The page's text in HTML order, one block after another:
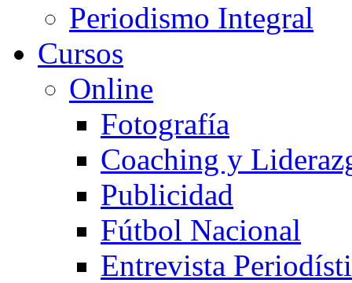
Periodismo Integral
Cursos
Online
Fotografía
Coaching y
Publicidad
Fútbol Nacional
Entrevista